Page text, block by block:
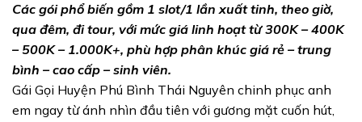
Các gói phổ biến gồm 1 slot/1 lần xuất tinh, theo giờ,
qua đêm, đi tour, với mức giá linh hoạt từ 300K – 400K
– 500K – 1.000K+, phù hợp phân khúc giá rẻ – trung
bình – cao cấp – sinh viên.
Gái Gọi Huyện Phú Bình Thái Nguyên chinh phục anh
em ngay từ ánh nhìn đầu tiên với gương mặt cuốn hút,